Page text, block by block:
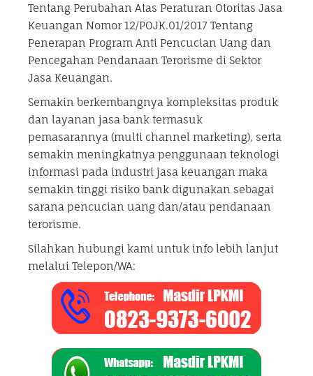
Tentang Perubahan Atas Peraturan Otoritas Jasa
Keuangan Nomor 12/POJK.01/2017 Tentang
Penerapan Program Anti Pencucian Uang dan
Pencegahan Pendanaan Terorisme di Sektor
Jasa Keuangan.
Semakin berkembangnya kompleksitas produk
dan layanan jasa bank termasuk
pemasarannya (multi channel marketing), serta
semakin meningkatnya penggunaan teknologi
informasi pada industri jasa keuangan maka
semakin tinggi risiko bank digunakan sebagai
sarana pencucian uang dan/atau pendanaan
terorisme.
Silahkan hubungi kami untuk info lebih lanjut
melalui Telepon/WA: